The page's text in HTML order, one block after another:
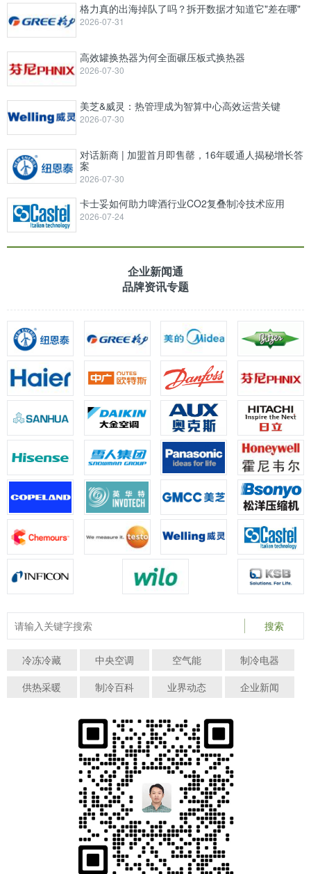
格力真的出海掉队了吗？拆开数据才知道它"差在哪"
2026-07-31
高效罐换热器为何全面碾压板式换热器
2026-07-30
美芝&威灵：热管理成为智算中心高效运营关键
2026-07-30
对话新商 | 加盟首月即售罄，16年暖通人揭秘增长答
案
2026-07-30
卡士妥如何助力啤酒行业CO2复叠制冷技术应用
2026-07-24
企业新闻通
品牌资讯专题
搜索
冷冻冷藏 中央空调 空气能
制冷电器
供热采暖
制冷百科 业界动态 企业新闻